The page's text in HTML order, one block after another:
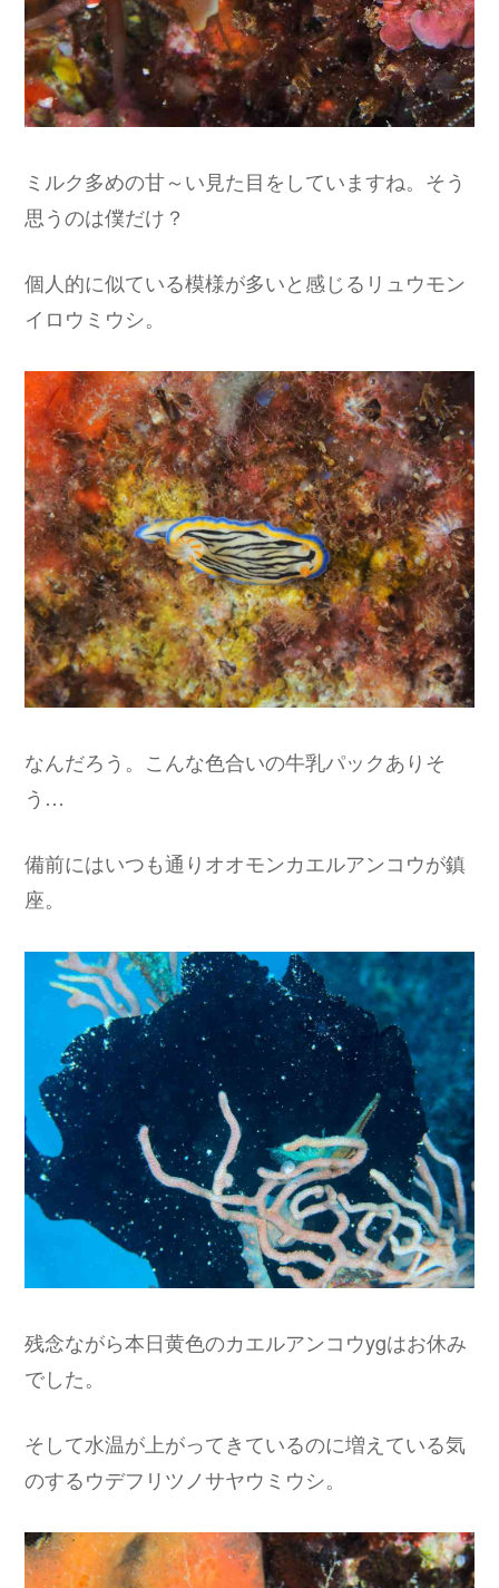
ミルク多めの甘～い見た目をしていますね。そう
思うのは僕だけ？
個人的に似ている模様が多いと感じるリュウモン
イロウミウシ。
なんだろう。こんな色合いの牛乳パックありそ
う…
備前にはいつも通りオオモンカエルアンコウが鎮
座。
残念ながら本日黄色のカエルアンコウygはお休み
でした。
そして水温が上がってきているのに増えている気
のするウデフリツノサヤウミウシ。